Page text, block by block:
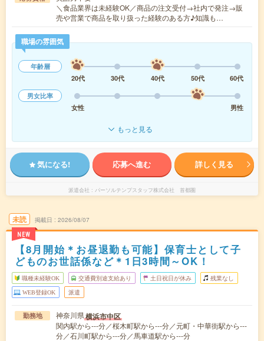
＼食品業界は未経験OK／商品の注文受付→社内で発注→販
売や営業で商品を取り扱った経験のある方♪知識も…
職場の雰囲気
年齢層
20代
30代 40代 50代
60代
男女比率
女性
男性
もっと見る
気になる! 応募へ進む 詳しく見る
派遣会社 パーソルテンプスタッフ株式会社 首都圏
未読
NEW
掲載日 2026/08/07
【8月開始＊お昼退勤も可能】保育士として子
どものお世話係など＊1日3時間～OK！
職種未経験OK 交通費別途支給あり 土日祝日が休み 残業なし
WEB登録OK 派遣
勤務地 神奈川県横浜市中区
関内駅から---分／桜木町駅から---分／元町・中華街駅から---
分／石川町駅から---分／馬車道駅から---分